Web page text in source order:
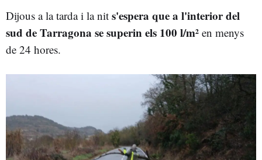
Dijous a la tarda i la nit s'espera que a l'interior del
sud de Tarragona se superin els 100 l/m² en menys
de 24 hores.